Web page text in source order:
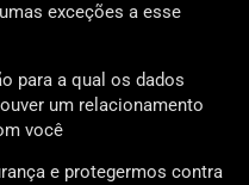
exceções a esse
para a qual os dados
um relacionamento
você
e protegermos contra